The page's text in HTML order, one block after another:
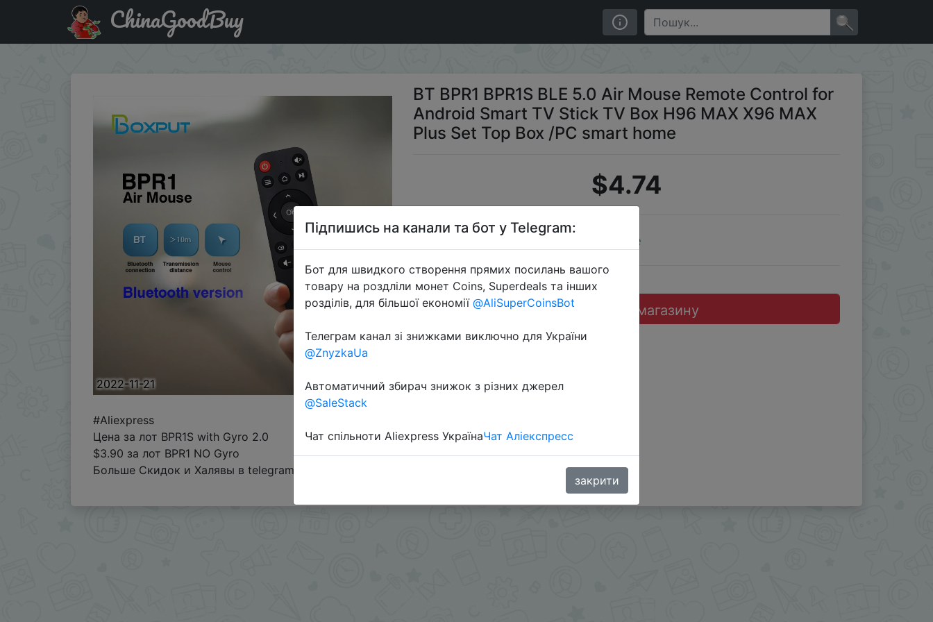
Знижка на BT BPR1 BPR1S BLE 5.0 Air Mouse Remote Control for Android Smart TV Stick TV Box H96 MAX X96 MAX Plus Set Top Box /PC smart home
ChinaGoodBuy
2022-11-21
BT BPR1 BPR1S BLE 5.0 Air Mouse Remote Control for
Android Smart TV Stick TV Box H96 MAX X96 MAX
Plus Set Top Box /PC smart home
$4.74
Sale
Перейти до магазину
#Aliexpress
Цена за лот BPR1S with Gyro 2.0
$3.90 за лот BPR1 NO Gyro
Больше Скидок и Халявы в telegram
Підпишись на канали та бот у Telegram:
Бот для швидкого створення прямих посилань вашого
товару на роздліли монет Coins, Superdeals та інших
розділів, для більшої економії @AliSuperCoinsBot
Телеграм канал зі знижками виключно для України
@ZnyzkaUa
Автоматичний збирач знижок з різних джерел
@SaleStack
Чат спільноти Aliexpress УкраїнаЧат Аліекспресс
закрити